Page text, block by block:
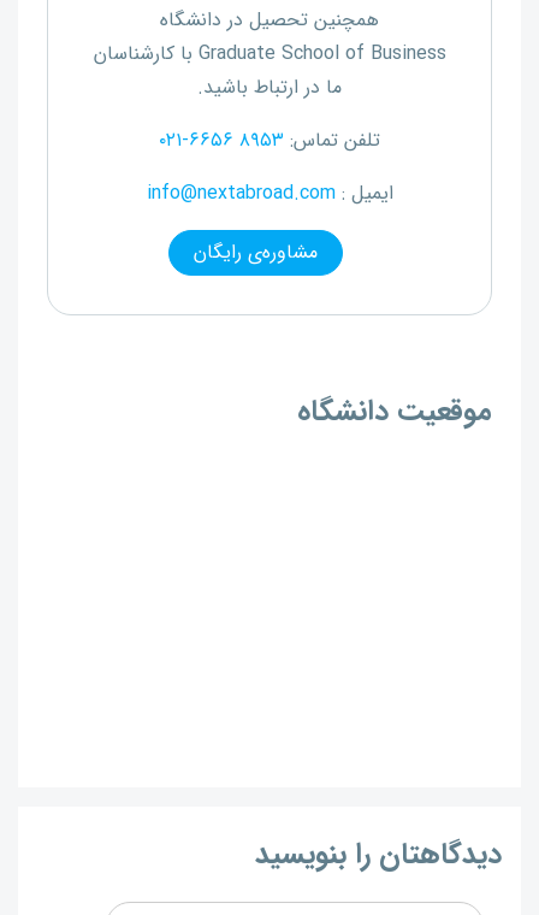
همچنین تحصیل در دانشگاه
Graduate School of Businessبا کارشناسان
ما در ارتباط باشید.
تلفن تماس:۰۲۱-۶۶۵۶ ۸۹۵۳
ایمیل : info@nextabroad.com
مشاوره‌ی رایگان
موقعیت دانشگاه
دیدگاهتان را بنویسید